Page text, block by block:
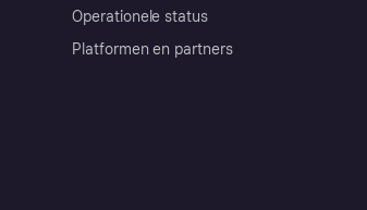
Operationele status
Platformen en partners